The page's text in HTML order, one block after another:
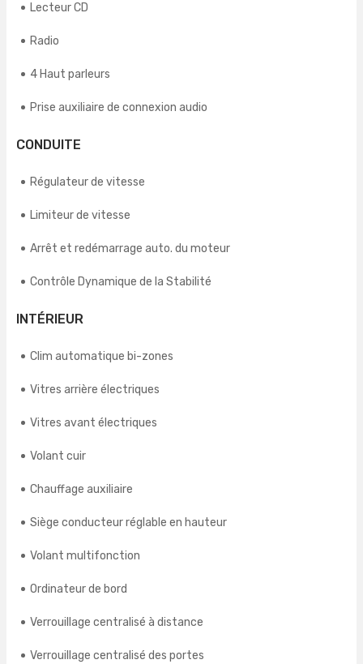
Lecteur CD
Radio
4 Haut parleurs
Prise auxiliaire de connexion audio
CONDUITE
Régulateur de vitesse
Limiteur de vitesse
Arrêt et redémarrage auto. du moteur
Contrôle Dynamique de la Stabilité
INTÉRIEUR
Clim automatique bi-zones
Vitres arrière électriques
Vitres avant électriques
Volant cuir
Chauffage auxiliaire
Siège conducteur réglable en hauteur
Volant multifonction
Ordinateur de bord
Verrouillage centralisé à distance
Verrouillage centralisé des portes